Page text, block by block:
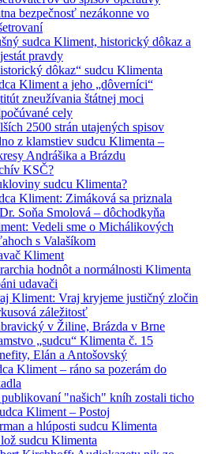
bezpečnosť nezákonne vo
sudca Kliment, historický dôkaz a
pravdy
dôkaz“ sudcu Klimenta
Kliment a jeho „dôverníci“
zneužívania štátnej moci
cely
2500 strán utajených spisov
z klamstiev sudcu Klimenta –
Andrášika a Brázdu
KSČ?
sudcu Klimenta?
Kliment: Zimáková sa priznala
Soňa Smolová – dôchodkyňa
Vedeli sme o Michálikových
s Valašíkom
Kliment
hodnôt a normálnosti Klimenta
udavači
Kliment: Vraj kryjeme justičný zločin
záležitosť
v Žiline, Brázda v Brne
„sudcu“ Klimenta č. 15
Elán a Antošovský
Kliment – ráno sa pozerám do
publikovaní "našich" kníh zostali ticho
Kliment – Postoj
a hlúposti sudcu Klimenta
sudcu Klimenta